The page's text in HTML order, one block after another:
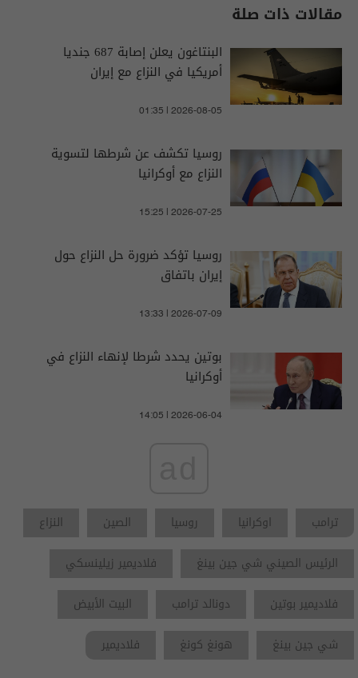
مقالات ذات صلة
البنتاغون يعلن إصابة 687 جنديا
أمريكيا في النزاع مع إيران
01:35 | 2026-08-05
​روسيا تكشف عن شرطها لتسوية
النزاع مع أوكرانيا
15:25 | 2026-07-25
روسيا تؤكد ضرورة حل النزاع حول
إيران باتفاق
13:33 | 2026-07-09
بوتين يحدد شرطا لإنهاء النزاع في
أوكرانيا
14:05 | 2026-06-04
ترامب اوكرانيا روسيا الصين
النزاع
الرئيس الصيني شي جين بينغ
فلاديمير زيلينسكي
فلاديمير بوتين
دونالد ترامب
البيت الأبيض
شي جين بينغ
هونغ كونغ فلاديمير